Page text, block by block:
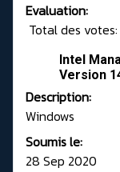
Evaluation:
Total des
Intel
Version
Description:
Windows
Soumis le:
28 Sep 2020